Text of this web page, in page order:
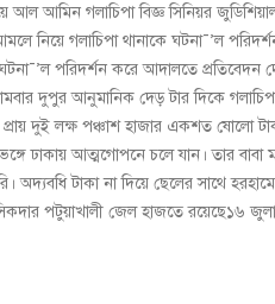
আমিন গলাচিপা বিজ্ঞ সিনিয়র জুডিশিয়াল
নিয়ে গলাচিপা থানাকে ঘটনা¯’ল
পরিদর্শন করে আদালতে প্রতিবেদন
দুপুর আনুমানিক দেড় টার দিকে
প্রায় দুই লক্ষ পঞ্চাশ হাজার একশত ষোলো
ঢাকায় আত্মগোপনে চলে যান। তার বাবা
অদ্যবধি টাকা না দিয়ে ছেলের সাথে
পটুয়াখালী জেল হাজতে রয়েছে১৬